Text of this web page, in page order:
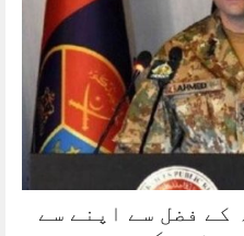
کے فضل سے اپنے سے